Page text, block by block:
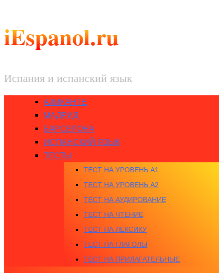
iEspanol.ru
Испания и испанский язык
АЛИКАНТЕ
МАДРИД
БАРСЕЛОНА
ИСПАНСКИЙ ЯЗЫК
ТЕСТЫ
ТЕСТ НА УРОВЕНЬ A1
ТЕСТ НА УРОВЕНЬ A2
ТЕСТ НА АУДИРОВАНИЕ
ТЕСТ НА ЧТЕНИЕ
ТЕСТ НА ЛЕКСИКУ
ТЕСТ НА ГЛАГОЛЫ
ТЕСТ НА ПРИЛАГАТЕЛЬНЫЕ